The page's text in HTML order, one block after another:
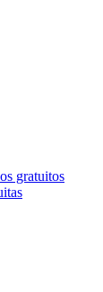
gratuitos